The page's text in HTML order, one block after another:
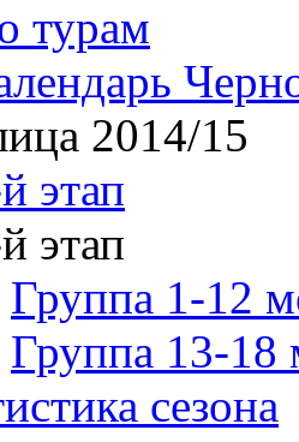
турам
2014/15
этап
этап
Группа 1-12
Группа 13-18
сезона